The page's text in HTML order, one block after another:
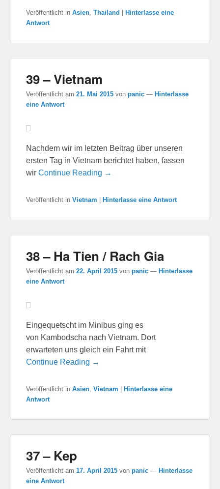
Veröffentlicht in Asien,Thailand
Hinterlasse eine
Antwort
39 – Vietnam
Veröffentlicht am21. Mai 2015 vonpanic — Hinterlasse
eine Antwort
Nachdem wir im letzten Beitrag über unseren
ersten Tag in Vietnam berichtet haben, fassen
wirContinue Reading →
Veröffentlicht in Vietnam Hinterlasse eine Antwort
38 – Ha Tien / Rach Gia
Veröffentlicht am22. April 2015 vonpanic — Hinterlasse
eine Antwort
Eingequetscht im Minibus ging es
von Kambodscha nach Vietnam. Dort
erwarteten uns gleich ein Fahrt mit
Continue Reading →
Veröffentlicht in Asien ,Vietnam
Hinterlasse eine
Antwort
37 – Kep
Veröffentlicht am17. April 2015 vonpanic — Hinterlasse
eine Antwort